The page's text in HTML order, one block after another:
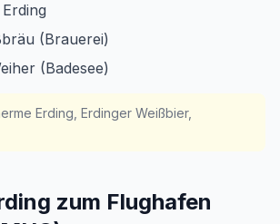
(Brauerei)
(Badesee)
Erding, Erdinger Weißbier,
zum Flughafen